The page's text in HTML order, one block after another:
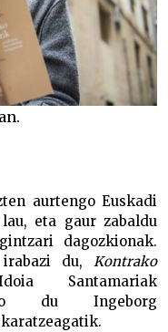
aurtengo Euskadi
eta gaur zabaldu
dagozkionak.
du,Kontrako
Santamariak
du Ingeborg